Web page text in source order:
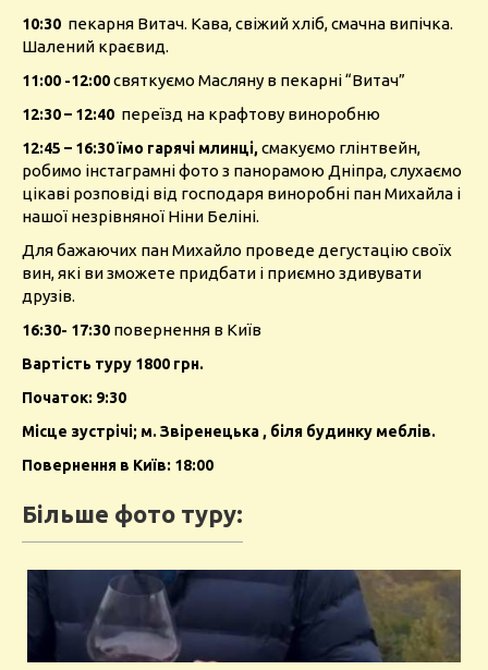
10:30 пекарня Витач. Кава, свіжий хліб, смачна випічка.
Шалений краєвид.
11:00 -12:00святкуємо Масляну в пекарні “Витач”
12:30 – 12:40 переїзд на крафтову виноробню
12:45 – 16:30 їмо гарячі млинці,смакуємо глінтвейн,
робимо інстаграмні фото з панорамою Дніпра, слухаємо
цікаві розповіді від господаря виноробні пан Михайла і
нашої незрівняної Ніни Беліні.
Для бажаючих пан Михайло проведе дегустацію своїх
вин, які ви зможете придбати і приємно здивувати
друзів.
16:30- 17:30 повернення в Київ
Вартість туру 1800 грн.
Початок: 9:30
Місце зустрічі; м. Звіренецька , біля будинку меблів.
Повернення в Київ: 18:00
Більше фото туру: